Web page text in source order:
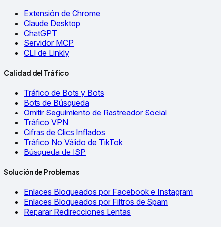
Extensión de Chrome
Claude Desktop
ChatGPT
Servidor MCP
CLI de Linkly
Calidad del Tráfico
Tráfico de Bots y Bots
Bots de Búsqueda
Omitir Seguimiento de Rastreador Social
Tráfico VPN
Cifras de Clics Inflados
Tráfico No Válido de TikTok
Búsqueda de ISP
Solución de Problemas
Enlaces Bloqueados por Facebook e Instagram
Enlaces Bloqueados por Filtros de Spam
Reparar Redirecciones Lentas